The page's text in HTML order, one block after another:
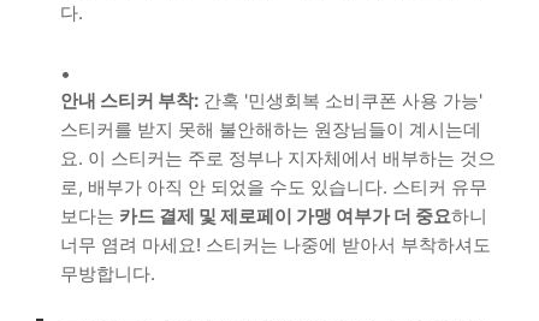
다.
안내 스티커 부착: 간혹 '민생회복 소비쿠폰 사용 가능'
스티커를 받지 못해 불안해하는 원장님들이 계시는데
요. 이 스티커는 주로 정부나 지자체에서 배부하는 것으
로, 배부가 아직 안 되었을 수도 있습니다. 스티커 유무
보다는 카드 결제 및 제로페이 가맹 여부가 더 중요하니
너무 염려 마세요! 스티커는 나중에 받아서 부착하셔도
무방합니다.